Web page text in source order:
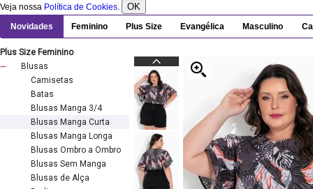
Veja nossa Política de Cookies. OK
Novidades Feminino Plus Size Evangélica Masculino
Plus Size Feminino
Blusas
Camisetas
Batas
Blusas Manga 3/4
Blusas Manga Curta
Blusas Manga Longa
Blusas Ombro a Ombro
Blusas Sem Manga
Blusas de Alça